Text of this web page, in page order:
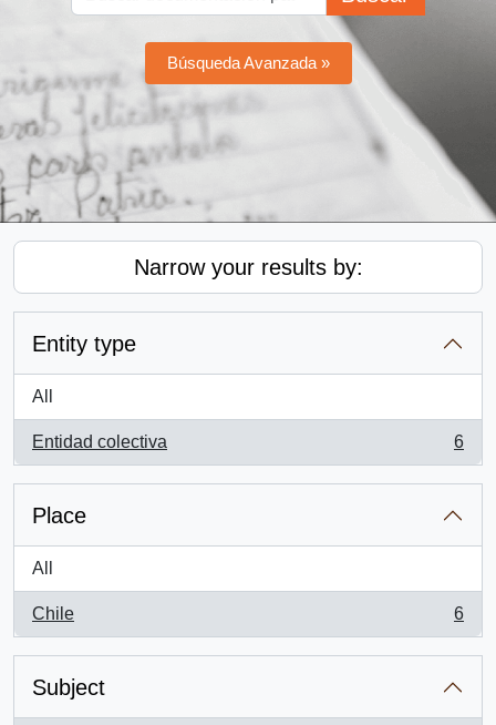
Búsqueda Avanzada »
Narrow your results by:
Entity type
All
Entidad colectiva
, 6 results
6
Place
All
Chile
, 6 results
6
Subject